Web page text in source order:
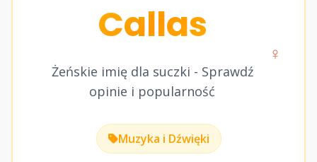
Callas
Żeńskie imię dla suczki - Sprawdź
opinie i popularność
♀
Muzyka i Dźwięki